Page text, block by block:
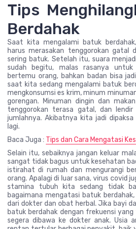
Tips
Berdahak
Saat kita mengalami batuk
harus merasakan tenggorokan gatal
sering batuk. Setelah itu, suara
sudah begitu, malas rasanya
bertemu orang, bahkan badan bisa
saat kita sedang mengalami batuk
mengkonsumsi es krim, minum
gorengan. Minuman dingin dan
tenggorokan terasa gatal, dan
jumlahnya. Akibatnya kita jadi
lagi.
Baca Juga : Tips dan Cara Mengatasi
Selain itu, sebaiknya jangan keluar
sangat tidak bagus untuk kesehatan
istirahat di rumah dan mengurangi
orang. Apalagi di luar sana, virus covid
stamina tubuh kita sedang tidak
bagaimana mengatasi batuk
dari dokter dan obat herbal. Jika bayi
batuk berdahak dengan frekuensi yang
segera dibawa ke dokter anak. Usia